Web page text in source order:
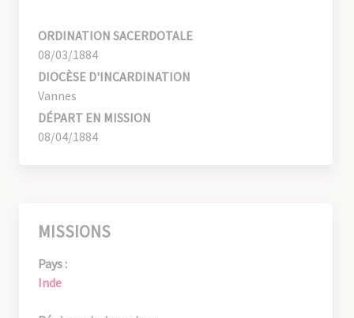
ORDINATION SACERDOTALE
08/03/1884
DIOCÈSE D'INCARDINATION
Vannes
DÉPART EN MISSION
08/04/1884
MISSIONS
Pays :
Inde